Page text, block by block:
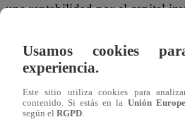
una rentabilidad por el capital
Cabe destacar que el pago de
sus clientes, quienes suelen ser
ellas se encuentran empresas
Ripley, Leche Gloria,
Usamos cookies
experiencia.
Este sitio utiliza cookies para
contenido. Si estás en la Unión
según el RGPD.